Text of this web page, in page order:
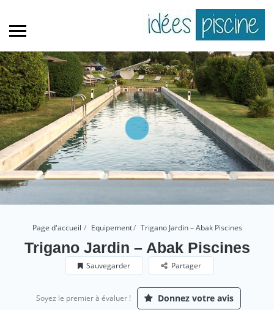
Page d'accueil Equipement Trigano Jardin – Abak Piscines
Trigano Jardin – Abak Piscines
Sauvegarder Partager
Soyez le premier à évaluer ! Donnez votre avis